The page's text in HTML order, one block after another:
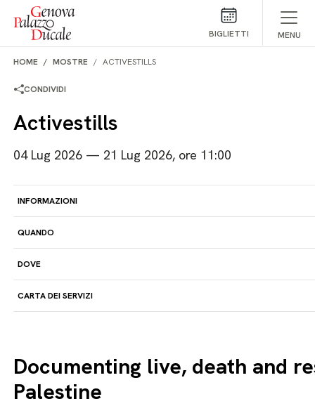
Salta al contenuto
BIGLIETTI MENU
HOME MOSTRE ACTIVESTILLS
CONDIVIDI
Activestills
04 Lug 2026 — 21 Lug 2026, ore 11:00
INFORMAZIONI
QUANDO
DOVE
CARTA DEI SERVIZI
Documenting live, death and
Palestine